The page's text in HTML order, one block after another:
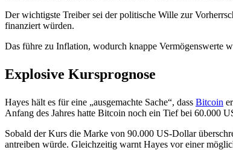
Der wichtigste Treiber sei der politische Wille zur
finanziert würden.
Das führe zu Inflation, wodurch knappe Vermögenswerte
Explosive Kursprognose
Hayes hält es für eine „ausgemachte Sache“, dass Bitcoin
Anfang des Jahres hatte Bitcoin noch ein Tief bei 60.000
Sobald der Kurs die Marke von 90.000 US-Dollar
antreiben würde. Gleichzeitig warnt Hayes vor einer